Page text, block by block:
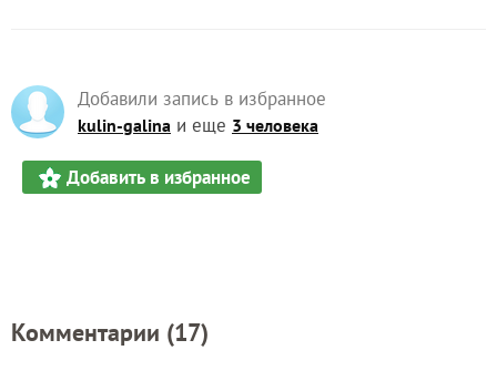
Добавили запись в избранное
kulin-galina и еще 3 человека
Добавить в избранное
Комментарии (17)